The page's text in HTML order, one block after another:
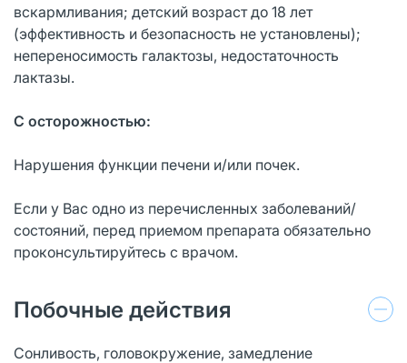
вскармливания; детский возраст до 18 лет
(эффективность и безопасность не установлены);
непереносимость галактозы, недостаточность
лактазы.
С осторожностью:
Нарушения функции печени и/или почек.
Если у Вас одно из перечисленных заболеваний/
состояний, перед приемом препарата обязательно
проконсультируйтесь с врачом.
Побочные действия
Сонливость, головокружение, замедление